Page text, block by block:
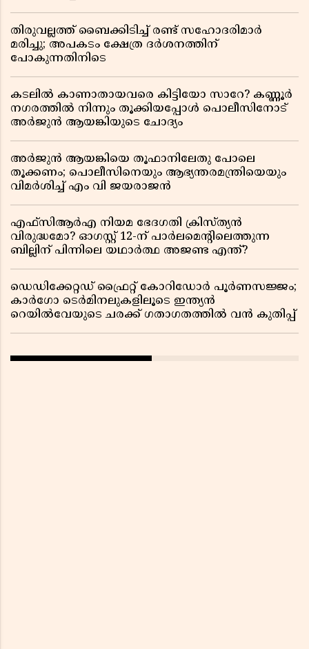
തിരുവല്ലത്ത് ബൈക്കിടിച്ച് രണ്ട് സഹോദരിമാർ
മരിച്ചു; അപകടം ക്ഷേത്ര ദർശനത്തിന്
പോകുന്നതിനിടെ
കടലിൽ കാണാതായവരെ കിട്ടിയോ സാറേ? കണ്ണൂർ
നഗരത്തിൽ നിന്നും തൂക്കിയപ്പോൾ പൊലീസിനോട്
അർജുൻ ആയങ്കിയുടെ ചോദ്യം
അർജുൻ ആയങ്കിയെ തൂഫാനിലേതു പോലെ
തൂക്കണം; പൊലീസിനെയും ആഭ്യന്തരമന്ത്രിയെയും
വിമർശിച്ച് എം വി ജയരാജൻ
എഫ്സിആർഎ നിയമ ഭേദഗതി ക്രിസ്ത്യൻ
വിരുദ്ധമോ? ഓഗസ്റ്റ് 12-ന് പാർലമെന്റിലെത്തുന്ന
ബില്ലിന് പിന്നിലെ യഥാർത്ഥ അജണ്ട എന്ത്?
ഡെഡിക്കേറ്റഡ് ഫ്രൈറ്റ് കോറിഡോർ പൂർണസജ്ജം;
കാർഗോ ടെർമിനലുകളിലൂടെ ഇന്ത്യൻ
റെയിൽവേയുടെ ചരക്ക് ഗതാഗതത്തിൽ വൻ കുതിപ്പ്